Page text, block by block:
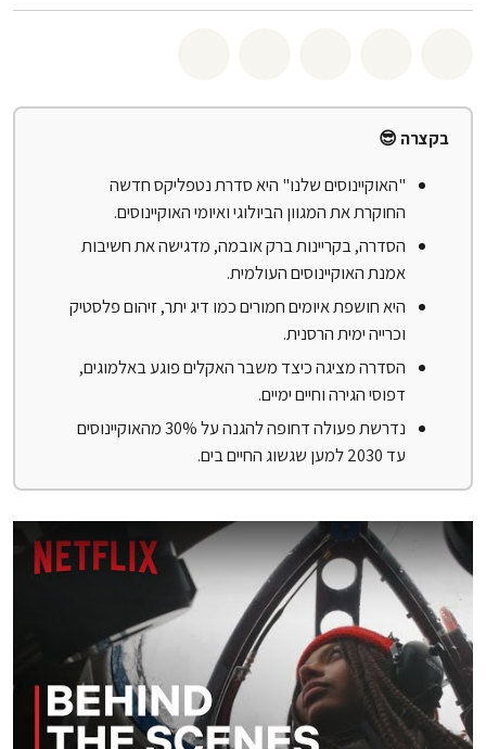
בקצרה 😎
"האוקיינוסים שלנו" היא סדרת נטפליקס חדשה
החוקרת את המגוון הביולוגי ואיומי האוקיינוסים.
הסדרה, בקריינות ברק אובמה, מדגישה את חשיבות
אמנת האוקיינוסים העולמית.
היא חושפת איומים חמורים כמו דיג יתר, זיהום פלסטיק
וכרייה ימית הרסנית.
הסדרה מציגה כיצד משבר האקלים פוגע באלמוגים,
דפוסי הגירה וחיים ימיים.
נדרשת פעולה דחופה להגנה על 30% מהאוקיינוסים
עד 2030 למען שגשוג החיים בים.